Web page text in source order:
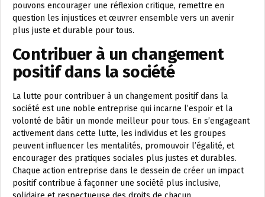
pouvons encourager une réflexion critique, remettre en
question les injustices et œuvrer ensemble vers un avenir
plus juste et durable pour tous.
Contribuer à un changement
positif dans la société
La lutte pour contribuer à un changement positif dans la
société est une noble entreprise qui incarne l’espoir et la
volonté de bâtir un monde meilleur pour tous. En s’engageant
activement dans cette lutte, les individus et les groupes
peuvent influencer les mentalités, promouvoir l’égalité, et
encourager des pratiques sociales plus justes et durables.
Chaque action entreprise dans le dessein de créer un impact
positif contribue à façonner une société plus inclusive,